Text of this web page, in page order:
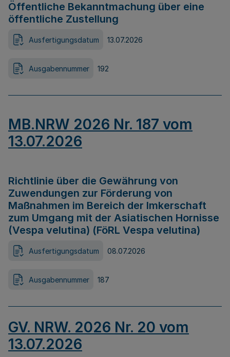
Öffentliche Bekanntmachung über eine
öffentliche Zustellung
Ausfertigungsdatum 13.07.2026
Ausgabennummer 192
MB.NRW 2026 Nr. 187 vom
13.07.2026
Richtlinie über die Gewährung von
Zuwendungen zur Förderung von
Maßnahmen im Bereich der Imkerschaft
zum Umgang mit der Asiatischen Hornisse
(Vespa velutina) (FöRL Vespa velutina)
Ausfertigungsdatum 08.07.2026
Ausgabennummer 187
GV. NRW. 2026 Nr. 20 vom
13.07.2026